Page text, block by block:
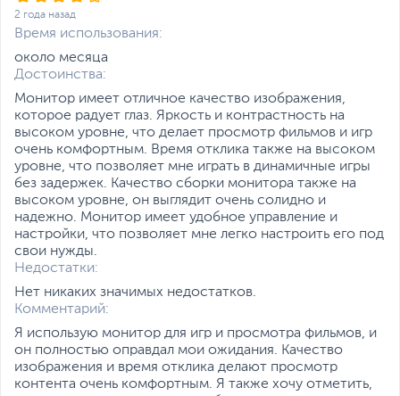
настраивать монитор в соответствии с
текущими задачами и условиями, чтобы
получить максимально качественное
изображение, а благодаря технологии
Shadow Boost улучшается отображение
темных фрагментов игровых сцен, при этом
светлые области остаются без
существенных изменений. Это позволит
быстрее заметить затаившегося в тени
врага.
Поскольку данный монитор ориентирован
в первую очередь на геймеров, в нем
реализованы специальные функции,
предназначенные для любителей
компьютерных игр и разработанные с их
участием. Они активируются с помощью
2 года назад
Время использования:
около месяца
Достоинства:
Монитор имеет отличное качество изображения,
которое радует глаз. Яркость и контрастность на
высоком уровне, что делает просмотр фильмов и игр
очень комфортным. Время отклика также на высоком
уровне, что позволяет мне играть в динамичные игры
без задержек. Качество сборки монитора также на
высоком уровне, он выглядит очень солидно и
надежно. Монитор имеет удобное управление и
настройки, что позволяет мне легко настроить его под
свои нужды.
Недостатки:
Нет никаких значимых недостатков.
Комментарий:
Я использую монитор для игр и просмотра фильмов, и
он полностью оправдал мои ожидания. Качество
изображения и время отклика делают просмотр
контента очень комфортным. Я также хочу отметить,